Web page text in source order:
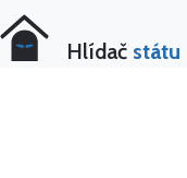
Hlídač státu